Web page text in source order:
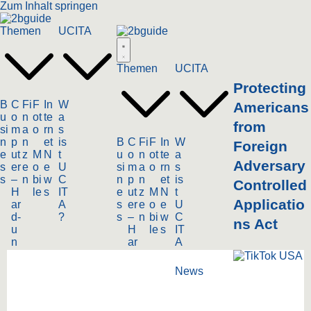
Zum Inhalt springen
Themen
B
u
si
n
e
s
s
C
o
m
p
ut
er
–
H
ar
d-
u
n
Fi
n
a
n
z
e
n
F
ot
o
In
te
rn
et
M
o
bi
le
N
e
w
s
UCITA
W
a
s
is
t
U
C
IT
A
?
Themen
B
u
si
n
e
s
s
C
o
m
p
ut
er
–
H
ar
Fi
n
a
n
z
e
n
F
ot
o
In
te
rn
et
M
o
bi
le
N
e
w
s
UCITA
W
a
s
is
t
U
C
IT
A
Protecting
Americans
from
Foreign
Adversary
Controlled
Applicatio
ns Act
News